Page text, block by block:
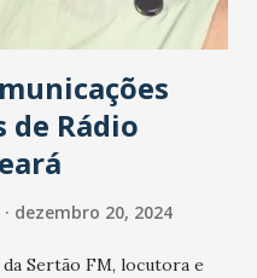
Rádio
dezembro 20, 2024
Sertão FM, locutora e